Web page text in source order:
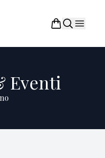
Eventi